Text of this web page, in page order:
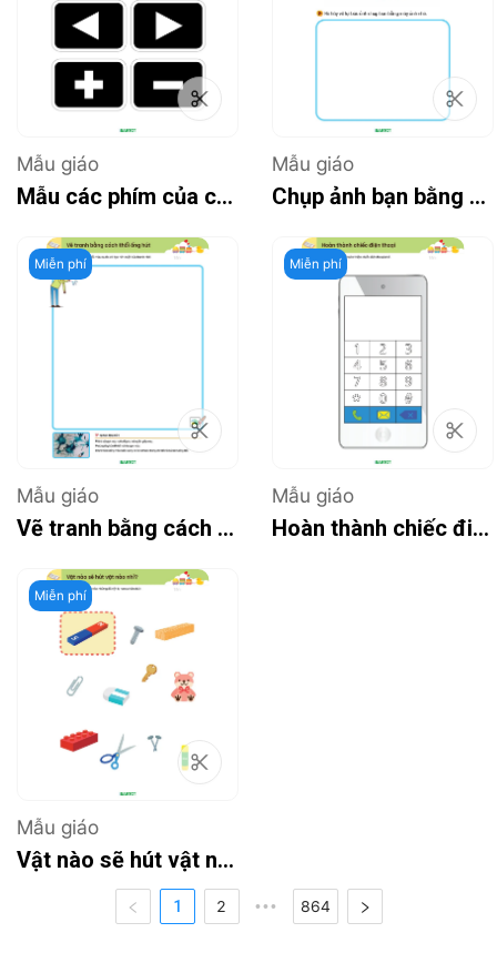
Mẫu giáo
Mẫu các phím của chiếc điều khiển
Mẫu giáo
Chụp ảnh bạn bằng chiếc máy ảnh
Miễn phí
Mẫu giáo
Vẽ tranh bằng cách thổi ống hút
Miễn phí
Mẫu giáo
Hoàn thành chiếc điện thoại
Miễn phí
Mẫu giáo
Vật nào sẽ hút vật nào nhỉ
1 2 ••• 864